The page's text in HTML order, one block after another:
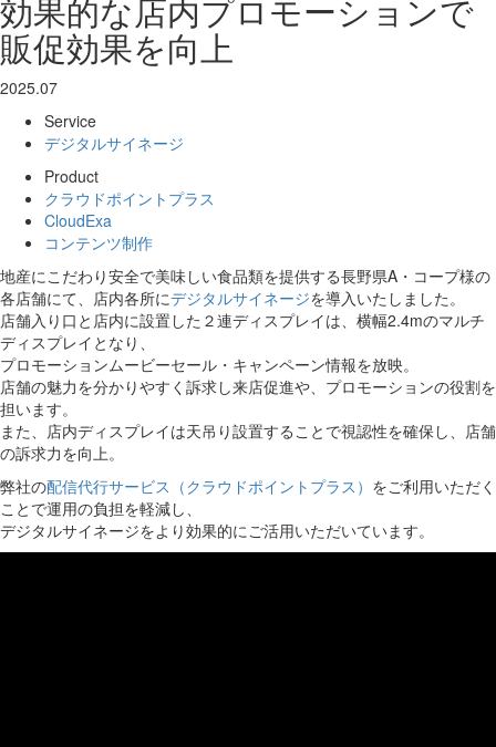
効果的な店内プロモーションで
販促効果を向上
2025.07
Service
デジタルサイネージ
Product
クラウドポイントプラス
CloudExa
コンテンツ制作
地産にこだわり安全で美味しい食品類を提供する長野県A・コープ様の
各店舗にて、店内各所にデジタルサイネージを導入いたしました。
店舗入り口と店内に設置した２連ディスプレイは、横幅2.4mのマルチ
ディスプレイとなり、
プロモーションムービーセール・キャンペーン情報を放映。
店舗の魅力を分かりやすく訴求し来店促進や、プロモーションの役割を
担います。
また、店内ディスプレイは天吊り設置することで視認性を確保し、店舗
の訴求力を向上。
弊社の配信代行サービス（クラウドポイントプラス） をご利用いただく
ことで運用の負担を軽減し、
デジタルサイネージをより効果的にご活用いただいています。